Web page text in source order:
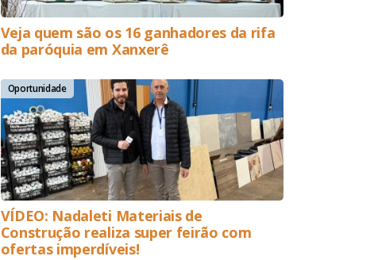
Veja quem são os 16 ganhadores da rifa
da paróquia em Xanxerê
Oportunidade
VÍDEO: Nadaleti Materiais de
Construção realiza super feirão com
ofertas imperdíveis!